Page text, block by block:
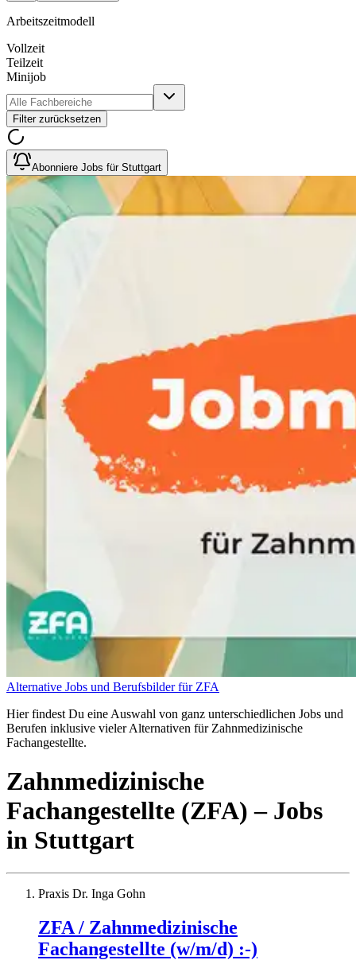
Arbeitszeitmodell
Vollzeit
Teilzeit
Minijob
Filter zurücksetzen
Abonniere Jobs für Stuttgart
Alternative Jobs und Berufsbilder für ZFA
Hier findest Du eine Auswahl von ganz unterschiedlichen Jobs und
Berufen inklusive vieler Alternativen für Zahnmedizinische
Fachangestellte.
Zahnmedizinische
Fachangestellte (ZFA) – Jobs
in Stuttgart
Praxis Dr. Inga Gohn
ZFA / Zahnmedizinische
Fachangestellte (w/m/d) :-)